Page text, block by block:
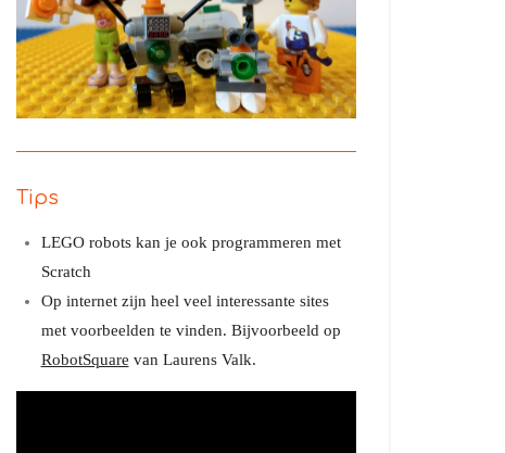
Tips
LEGO robots kan je ook programmeren met
Scratch
Op internet zijn heel veel interessante sites
met voorbeelden te vinden. Bijvoorbeeld op
RobotSquare van Laurens Valk.